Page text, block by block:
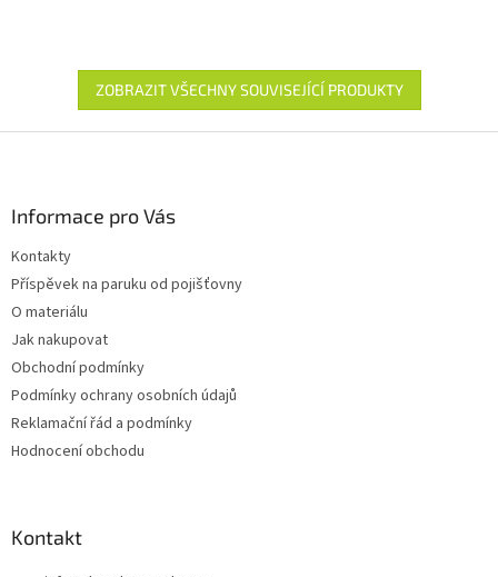
ZOBRAZIT VŠECHNY SOUVISEJÍCÍ PRODUKTY
Informace pro Vás
Kontakty
Příspěvek na paruku od pojišťovny
O materiálu
Jak nakupovat
Obchodní podmínky
Podmínky ochrany osobních údajů
Reklamační řád a podmínky
Hodnocení obchodu
Kontakt